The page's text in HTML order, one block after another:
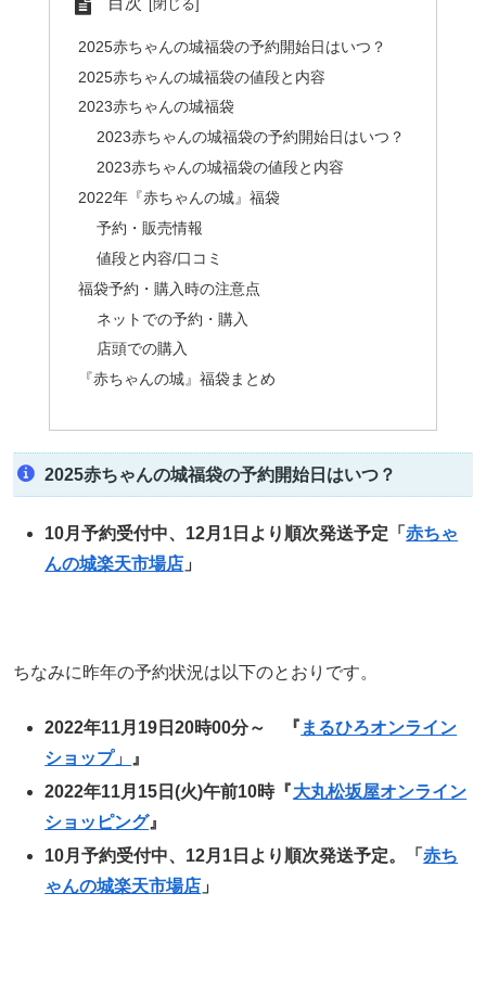
2025赤ちゃんの城福袋の予約開始日はいつ？
2025赤ちゃんの城福袋の値段と内容
2023赤ちゃんの城福袋
2023赤ちゃんの城福袋の予約開始日はいつ？
2023赤ちゃんの城福袋の値段と内容
2022年『赤ちゃんの城』福袋
予約・販売情報
値段と内容/口コミ
福袋予約・購入時の注意点
ネットでの予約・購入
店頭での購入
『赤ちゃんの城』福袋まとめ
2025赤ちゃんの城福袋の予約開始日はいつ？
10月予約受付中、12月1日より順次発送予定「赤ちゃ
んの城楽天市場店 」
ちなみに昨年の予約状況は以下のとおりです。
2022年11月19日20時00分～ 『 まるひろオンライン
ショップ」
』
2022年11月15日(火)午前10時『大丸松坂屋オンライン
ショッピング』
10月予約受付中、12月1日より順次発送予定。「赤ち
ゃんの城楽天市場店 」